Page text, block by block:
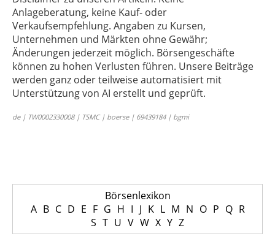
Anlageberatung, keine Kauf- oder
Verkaufsempfehlung. Angaben zu Kursen,
Unternehmen und Märkten ohne Gewähr;
Änderungen jederzeit möglich. Börsengeschäfte
können zu hohen Verlusten führen. Unsere Beiträge
werden ganz oder teilweise automatisiert mit
Unterstützung von AI erstellt und geprüft.
de | TW0002330008 | TSMC | boerse | 69439184 | bgmi
Börsenlexikon
A B C D E F G H I J K L M N O P Q R
S T U V W X Y Z